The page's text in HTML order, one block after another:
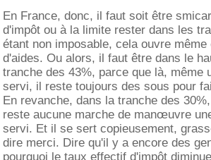
En France, donc, il faut soit être
d'impôt ou à la limite rester dans les
étant non imposable, cela ouvre
d'aides. Ou alors, il faut être dans le
tranche des 43%, parce que là, même
servi, il reste toujours des sous pour
En revanche, dans la tranche des
reste aucune marche de manœuvre
servi. Et il se sert copieusement,
dire merci. Dire qu'il y a encore des
pourquoi le taux effectif d'impôt